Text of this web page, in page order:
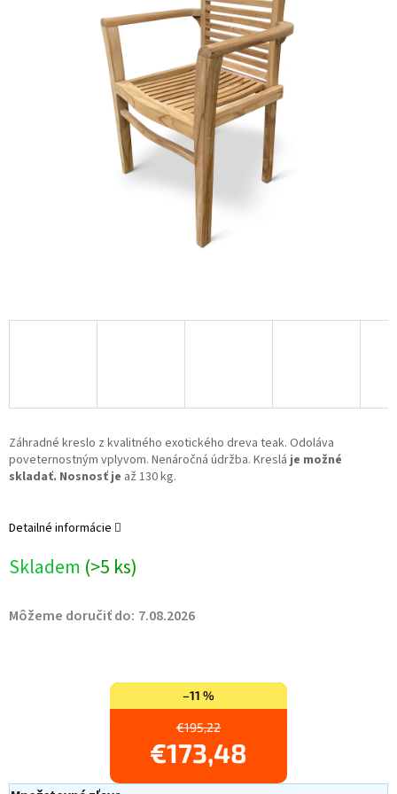
€195,22
–11 %
€173,48
Skladem (>5 ks)
Môžeme doručiť do: 7.08.2026
Záhradné kreslo z kvalitného exotického dreva teak. Odoláva
poveternostným vplyvom. Nenáročná údržba. Kresláje možné
skladať. Nosnosť je až 130 kg.
Detailné informácie